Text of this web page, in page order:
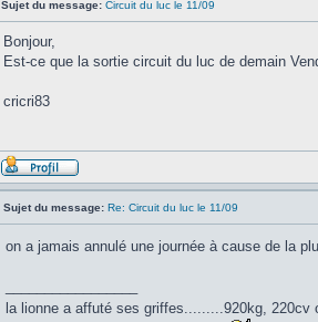
Sujet du message: Circuit du luc le 11/09
Bonjour,
Est-ce que la sortie circuit du luc de demain
cricri83
Sujet du message: Re: Circuit du luc le 11/09
on a jamais annulé une journée à cause de la
la lionne a affuté ses griffes.........920kg, 220cv